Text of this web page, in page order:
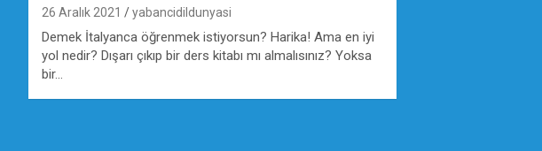
26 Aralık 2021 yabancidildunyasi
Demek İtalyanca öğrenmek istiyorsun? Harika! Ama en iyi
yol nedir? Dışarı çıkıp bir ders kitabı mı almalısınız? Yoksa
bir…